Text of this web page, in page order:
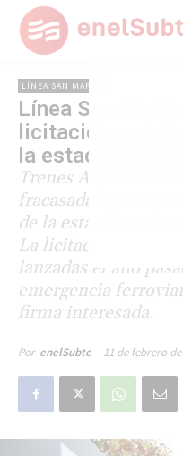
LÍNEA SAN MARTÍN
Línea San
licitación para
la estación
Trenes Argentinos
fracasada la
de la estación
La licitación era
lanzadas el año
emergencia
firma interesada.
Por enelSubte 11 de febrero de